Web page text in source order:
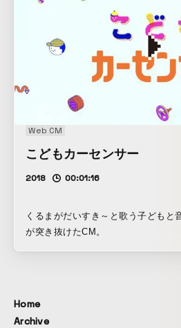
で自分を映すと、認識された顔が切
スに合わせて多様な形に変化してい
デオに映し出される自分の顔には、
が加えられ、視聴者自信がアルバム
「Artificial Emotions（人工的な感情
す。 体験を通じて、視聴者は少し変容した自分自身を「Deja
vu」すること
Web CM
こどもカーセンサー
2018 00:01:16
くるまがだいすき～と歌う子どもと
が突き抜けたCM。
Home
Archive